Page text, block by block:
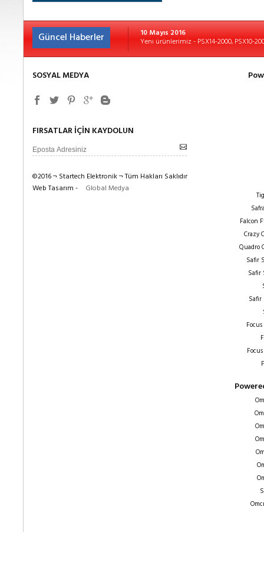
Güncel Haberler 10 Mayıs 2016
Yeni ürünlerimiz - PSX14-2000, PSX10-
SOSYAL MEDYA
FIRSATLAR İÇİN KAYDOLUN
©2016 ¬ Startech Elektronik ¬ Tüm Hakları Saklıdır
Web Tasarım -
Global Medya
Falcon
Crazy
Quadro
Safir
Safir
Safir